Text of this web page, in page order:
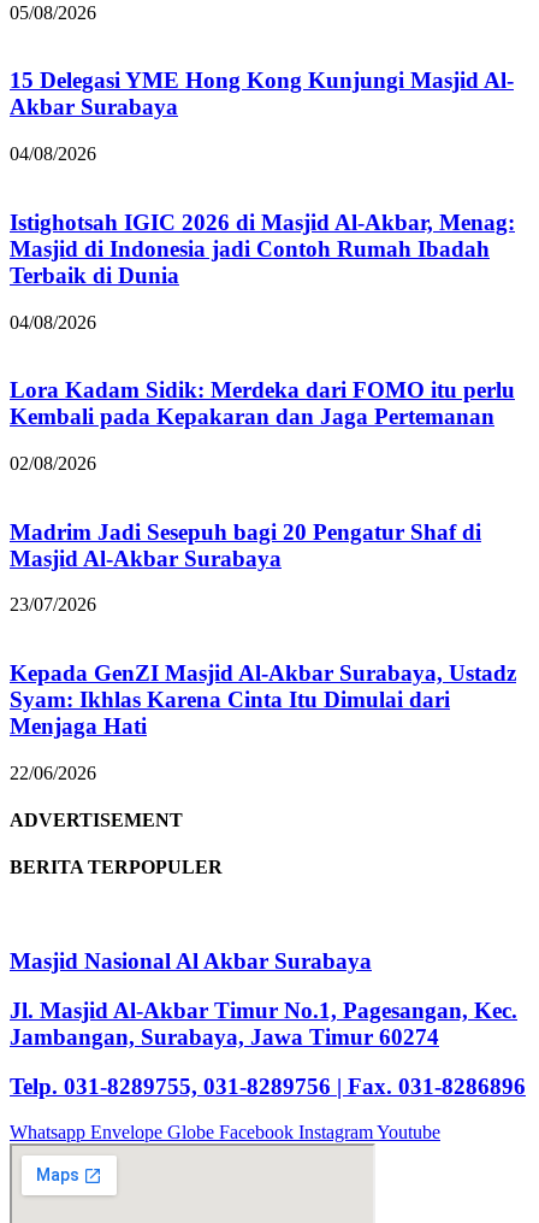
05/08/2026
15 Delegasi YME Hong Kong Kunjungi Masjid Al-
Akbar Surabaya
04/08/2026
Istighotsah IGIC 2026 di Masjid Al-Akbar, Menag:
Masjid di Indonesia jadi Contoh Rumah Ibadah
Terbaik di Dunia
04/08/2026
Lora Kadam Sidik: Merdeka dari FOMO itu perlu
Kembali pada Kepakaran dan Jaga Pertemanan
02/08/2026
Madrim Jadi Sesepuh bagi 20 Pengatur Shaf di
Masjid Al-Akbar Surabaya
23/07/2026
Kepada GenZI Masjid Al-Akbar Surabaya, Ustadz
Syam: Ikhlas Karena Cinta Itu Dimulai dari
Menjaga Hati
22/06/2026
ADVERTISEMENT
BERITA TERPOPULER
Masjid Nasional Al Akbar Surabaya
Jl. Masjid Al-Akbar Timur No.1, Pagesangan, Kec.
Jambangan, Surabaya, Jawa Timur 60274
Telp. 031-8289755, 031-8289756 | Fax. 031-8286896
Whatsapp Envelope Globe Facebook InstagramYoutube